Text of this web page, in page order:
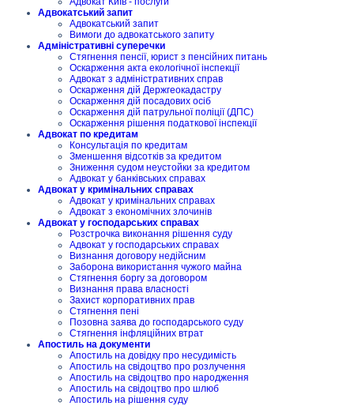
Адвокатський запит
Адвокатський запит
Вимоги до адвокатського запиту
Адміністративні суперечки
Стягнення пенсії, юрист з пенсійних питань
Оскарження акта екологічної інспекції
Адвокат з адміністративних справ
Оскарження дій Держгеокадастру
Оскарження дій посадових осіб
Оскарження дій патрульної поліції (ДПС)
Оскарження рішення податкової інспекції
Адвокат по кредитам
Консультація по кредитам
Зменшення відсотків за кредитом
Зниження судом неустойки за кредитом
Адвокат у банківських справах
Адвокат у кримінальних справах
Адвокат у кримінальних справах
Адвокат з економічних злочинів
Адвокат у господарських справах
Розстрочка виконання рішення суду
Адвокат у господарських справах
Визнання договору недійсним
Заборона використання чужого майна
Стягнення боргу за договором
Визнання права власності
Захист корпоративних прав
Стягнення пені
Позовна заява до господарського суду
Стягнення інфляційних втрат
Апостиль на документи
Апостиль на довідку про несудимість
Апостиль на свідоцтво про розлучення
Апостиль на свідоцтво про народження
Апостиль на свідоцтво про шлюб
Апостиль на рішення суду